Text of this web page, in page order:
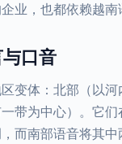
业，也都依赖越南
口音
变体：北部（以
带为中心）。它
而南部语音将其